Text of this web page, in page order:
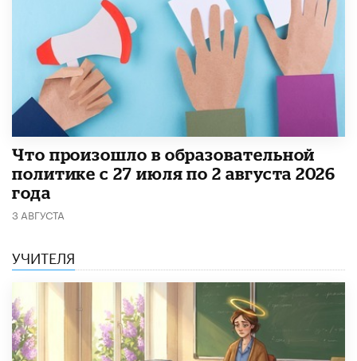
​Что произошло в образовательной
политике с 27 июля по 2 августа 2026
года
3 АВГУСТА
УЧИТЕЛЯ